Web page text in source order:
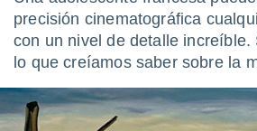
y
forma
digital
basada
precisión cinematográfica
con un nivel de detalle increíble.
lo que creíamos saber sobre la